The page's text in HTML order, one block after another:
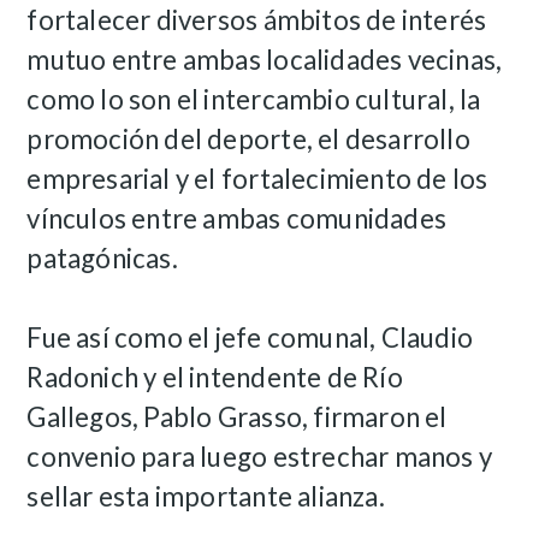
fortalecer diversos ámbitos de interés
mutuo entre ambas localidades vecinas,
como lo son el intercambio cultural, la
promoción del deporte, el desarrollo
empresarial y el fortalecimiento de los
vínculos entre ambas comunidades
patagónicas.
Fue así como el jefe comunal, Claudio
Radonich y el intendente de Río
Gallegos, Pablo Grasso, firmaron el
convenio para luego estrechar manos y
sellar esta importante alianza.